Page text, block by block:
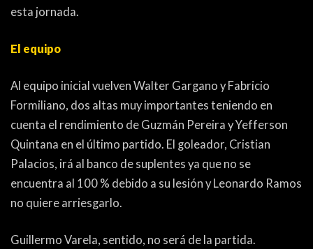
TRIBUNA
PYD RADIO
PEÑAS
ENCUESTAS
EDITORIALES
esta jornada.
El equipo
Al equipo inicial vuelven Walter Gargano y Fabricio
Formiliano, dos altas muy importantes teniendo en
cuenta el rendimiento de Guzmán Pereira y Yefferson
Quintana en el último partido. El goleador, Cristian
Palacios, irá al banco de suplentes ya que no se
encuentra al 100 % debido a su lesión y Leonardo Ramos
no quiere arriesgarlo.
Guillermo Varela, sentido, no será de la partida.